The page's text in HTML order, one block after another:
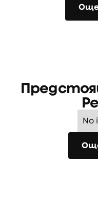
Още
No